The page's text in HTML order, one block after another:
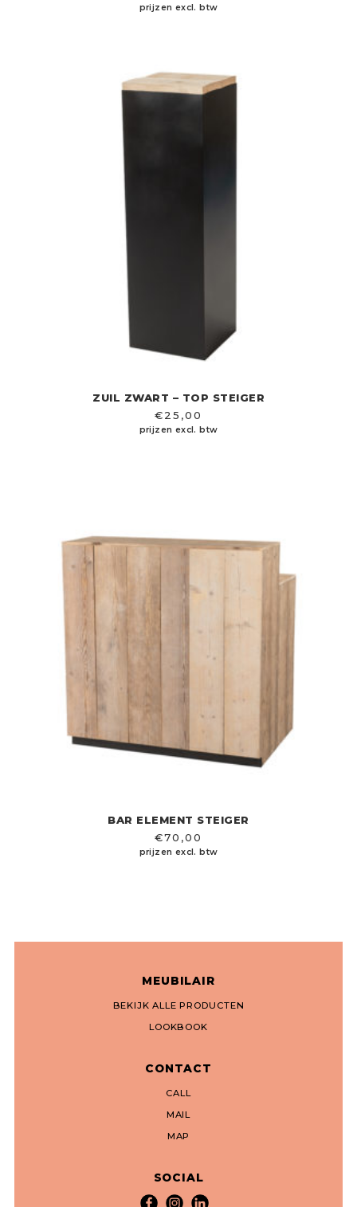
prijzen excl. btw
ZUIL ZWART – TOP STEIGER
€25,00
prijzen excl. btw
BAR ELEMENT STEIGER
€70,00
prijzen excl. btw
MEUBILAIR
BEKIJK ALLE PRODUCTEN
LOOKBOOK
CONTACT
CALL
MAIL
MAP
SOCIAL